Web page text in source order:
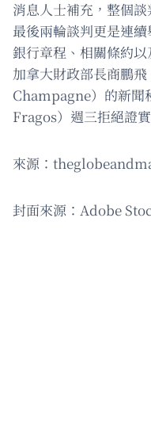
消息人士補充，整個
最後兩輪談判更是連
銀行章程、相關條約
加拿大財政部長商鵬
Champagne）的新聞
Fragos）週三拒絕證
來源：
封面來源：Adobe